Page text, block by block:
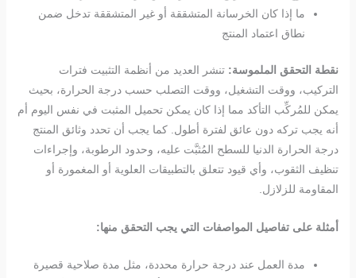
ما إذا كان الخرسانة المتشققة أو غير المتشققة تدخل ضمن
نطاق اعتماد المنتج
نقطة التحقق الملموسة: تنشر العديد من أنظمة التثبيت فترات
التركيب، ووقت التشغيل، ووقت التصلب حسب درجة الحرارة، بحيث
يمكن للمُركِّب التأكد مما إذا كان يمكن تحميل المثبت في نفس اليوم أم
أنه يجب تركه دون عائق لفترة أطول. كما يجب أن تحدد وثائق المنتج
درجة الحرارة الدنيا للسطح المُثبَّت عليه، وحدود الرطوبة، وإجراءات
تنظيف الثقوب، وأي قيود تتعلق بالتطبيقات العلوية أو المغمورة أو
المقاومة للزلازل.
أمثلة على تفاصيل المواصفات التي يجب التحقق منها:
مدة العمل عند درجة حرارة محددة، مثل مدة صلاحية قصيرة